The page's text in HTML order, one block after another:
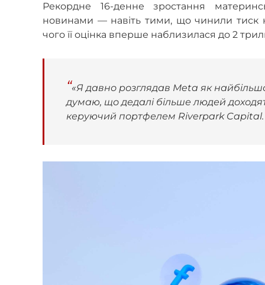
Рекордне 16-денне зростання
новинами —навіть тими, що чинили тиск
чого її оцінка вперше наблизилася до 2
«Я давно розглядав Meta як
думаю, що дедалі більше людей
керуючий портфелем Riverpark Capital.